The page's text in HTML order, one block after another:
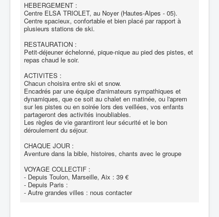
HEBERGEMENT :
Centre ELSA TRIOLET, au Noyer (Hautes-Alpes - 05).
Centre spacieux, confortable et bien placé par rapport à
plusieurs stations de ski.
RESTAURATION :
Petit-déjeuner échelonné, pique-nique au pied des pistes, et
repas chaud le soir.
ACTIVITES :
Chacun choisira entre ski et snow.
Encadrés par une équipe d'animateurs sympathiques et
dynamiques, que ce soit au chalet en matinée, ou l'aprem
sur les pistes ou en soirée lors des veillées, vos enfants
partageront des activités inoubliables.
Les règles de vie garantiront leur sécurité et le bon
déroulement du séjour.
CHAQUE JOUR :
Aventure dans la bible, histoires, chants avec le groupe
VOYAGE COLLECTIF :
- Depuis Toulon, Marseille, Aix : 39 €
- Depuis Paris :
- Autre grandes villes : nous contacter